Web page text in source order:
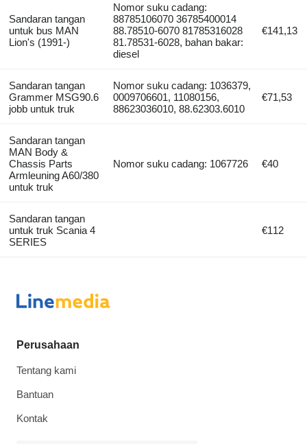
Sandaran tangan
untuk bus MAN
Lion's (1991-)
Nomor suku cadang:
88785106070 36785400014
88.78510-6070 81785316028
81.78531-6028, bahan bakar:
diesel
€141,13
Sandaran tangan
Grammer MSG90.6
jobb untuk truk
Nomor suku cadang: 1036379,
0009706601, 11080156,
88623036010, 88.62303.6010
€71,53
Sandaran tangan
MAN Body &
Chassis Parts
Armleuning A60/380
untuk truk
Nomor suku cadang: 1067726 €40
Sandaran tangan
untuk truk Scania 4
SERIES
€112
Perusahaan
Tentang kami
Bantuan
Kontak